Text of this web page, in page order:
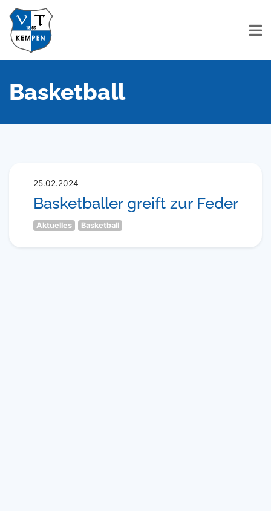
Basketball
25.02.2024
Basketballer greift zur Feder
Aktuelles Basketball